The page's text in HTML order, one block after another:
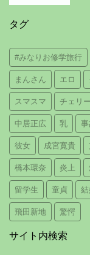
タグ
#みなりお修学旅行
まんさん エロ
スマスマ チェリ
中居正広 乳 事
彼女 成宮寛貴
橋本環奈 炎上
留学生 童貞
飛田新地 驚愕
サイト内検索